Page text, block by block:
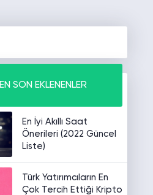
EN SON EKLENENLER
En İyi Akıllı Saat
Önerileri (2022 Güncel
Liste)
Türk Yatırımcıların En
Çok Tercih Ettiği Kripto